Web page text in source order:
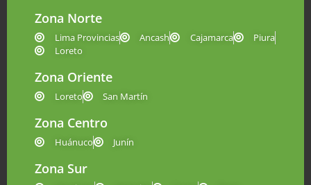
Zona Norte
Lima Provincias Ancash Cajamarca
Piura
Loreto
Zona Oriente
Loreto San Martín
Zona Centro
Huánuco Junín
Zona Sur